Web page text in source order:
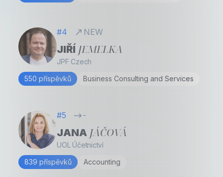
#4 NEW
JIŘÍ JEMELKA
JPF Czech
550 příspěvků
Business Consulting and Services
#5 -
JANA JÁČOVÁ
UOL Účetnictví
839 příspěvků
Accounting